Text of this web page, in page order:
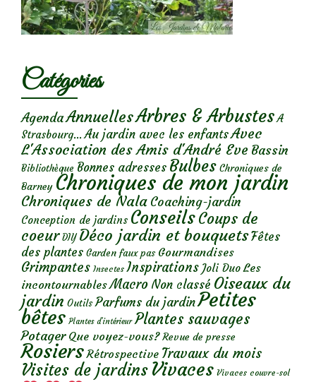
Catégories
AgendaAnnuellesArbres & Arbustes A
Strasbourg... Au jardin avec les enfantsAvec
L'Association des Amis d'André Eve Bassin
Bibliothèque Bonnes adresses Bulbes Chroniques de
Barney Chroniques de mon jardin
Chroniques de Nala Coaching-jardin
Conception de jardins ConseilsCoups de
coeur DIY Déco jardin et bouquetsFêtes
des plantes Garden faux pas Gourmandises
Grimpantes Insectes Inspirations Joli Duo Les
incontournables Macro Non classé Oiseaux du
jardin Outils Parfums du jardinPetites
bêtes Plantes d’intérieur Plantes sauvages
Potager Que voyez-vous? Revue de presse
Rosiers Rétrospective Travaux du mois
Visites de jardins Vivaces Vivaces couvre-sol